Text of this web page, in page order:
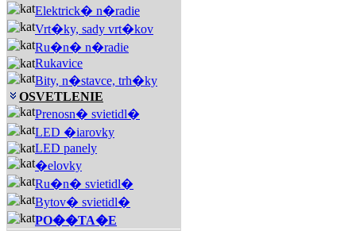
Elektrick� n�radie
Vrt�ky, sady vrt�kov
Ru�n� n�radie
Rukavice
Bity, n�stavce, trh�ky
OSVETLENIE
Prenosn� svietidl�
LED �iarovky
LED panely
�elovky
Ru�n� svietidl�
Bytov� svietidl�
PO��TA�E